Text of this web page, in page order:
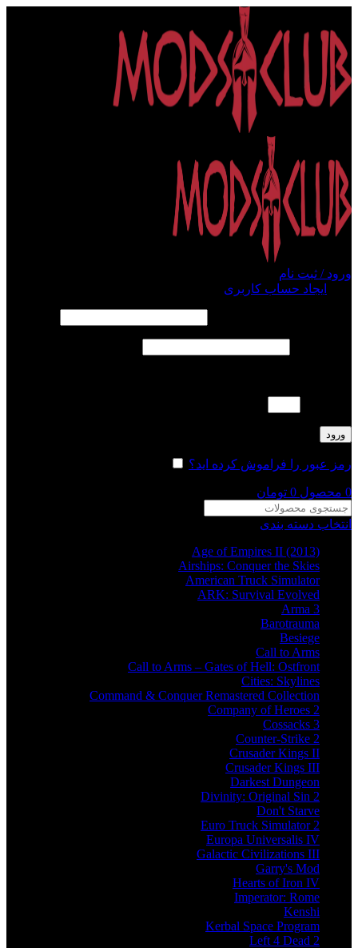
ورود / ثبت نام
ایجاد حساب کاربری
ورود
رمز عبور را فراموش کرده اید؟
0 محصول 0 تومان
انتخاب دسته بندی
Age of Empires II (2013)
Airships: Conquer the Skies
American Truck Simulator
ARK: Survival Evolved
Arma 3
Barotrauma
Besiege
Call to Arms
Call to Arms – Gates of Hell: Ostfront
Cities: Skylines
Command & Conquer Remastered Collection
Company of Heroes 2
Cossacks 3
Counter-Strike 2
Crusader Kings II
Crusader Kings III
Darkest Dungeon
Divinity: Original Sin 2
Don't Starve
Euro Truck Simulator 2
Europa Universalis IV
Galactic Civilizations III
Garry's Mod
Hearts of Iron IV
Imperator: Rome
Kenshi
Kerbal Space Program
Left 4 Dead 2